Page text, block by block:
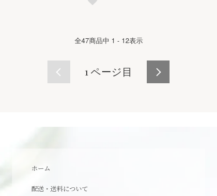
全47商品中 1 - 12表示
1 ページ目
ホーム
配送・送料について